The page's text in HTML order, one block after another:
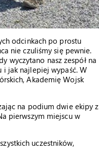
odcinkach po prostu
nie czuliśmy się pewnie.
wyczytano nasz zespół na
i jak najlepiej wypaść. W
Akademię Wojsk
na podium dwie ekipy z
pierwszym miejscu w
uczestników,